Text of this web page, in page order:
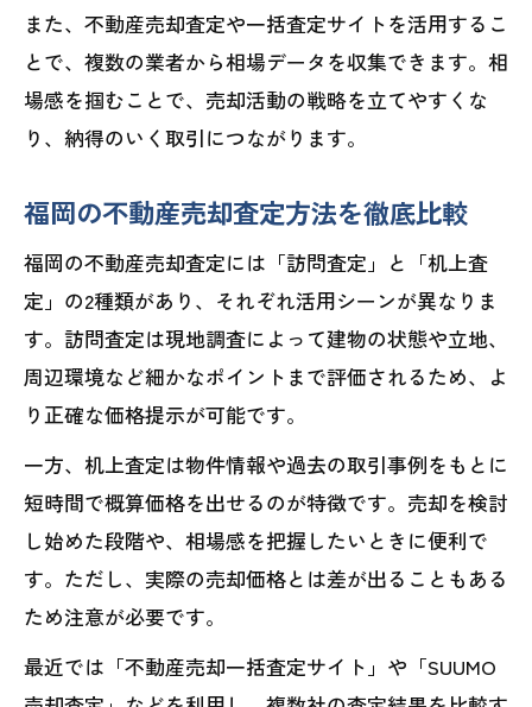
短期間売却を目指す福岡不動産売却ポイ
ント
福岡市での不動産売却に強い査定方法
福岡不動産売却で評判悪い業者の特徴と
不動産売却福岡で選びたい一括査定サー
ビス
福岡の不動産売却を比較から実践まで徹底特
集
福岡不動産売却の比較で押さえたい視点
不動産売却査定を福岡で受ける際の流れ
福岡市不動産売却で役立つ実践的アドバ
イス
福岡不動産売却の一括査定活用術を解説
不動産買取業者ランキング福岡の最新傾
向
また、不動産売却査定や一括査定サイトを活用するこ
とで、複数の業者から相場データを収集できます。相
場感を掴むことで、売却活動の戦略を立てやすくな
り、納得のいく取引につながります。
福岡の不動産売却査定方法を徹底比較
福岡の不動産売却査定には「訪問査定」と「机上査
定」の2種類があり、それぞれ活用シーンが異なりま
す。訪問査定は現地調査によって建物の状態や立地、
周辺環境など細かなポイントまで評価されるため、よ
り正確な価格提示が可能です。
一方、机上査定は物件情報や過去の取引事例をもとに
短時間で概算価格を出せるのが特徴です。売却を検討
し始めた段階や、相場感を把握したいときに便利で
す。ただし、実際の売却価格とは差が出ることもある
ため注意が必要です。
最近では「不動産売却一括査定サイト」や「SUUMO